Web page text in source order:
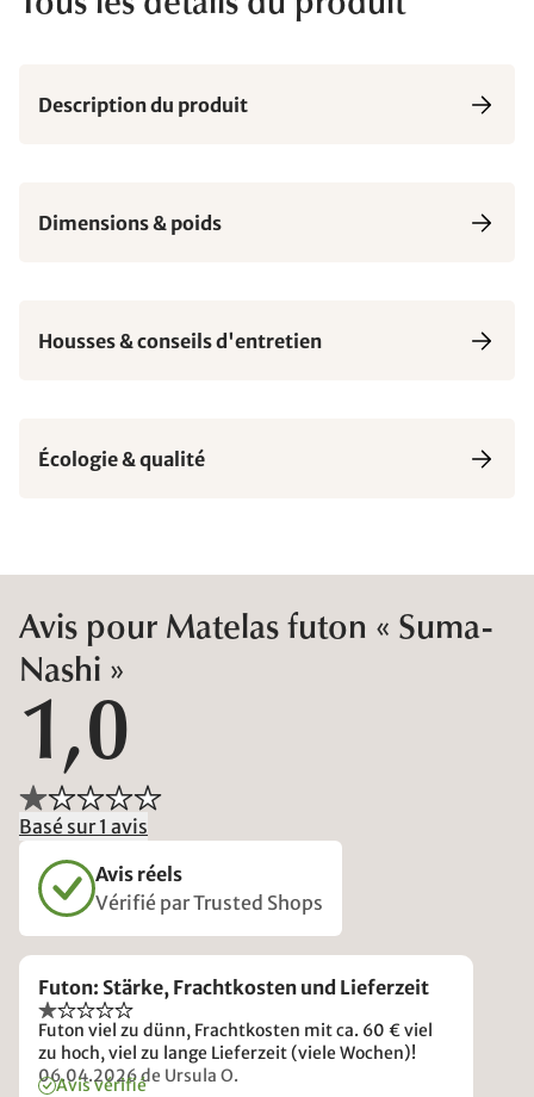
Description du produit
Dimensions & poids
Housses & conseils d'entretien
Écologie & qualité
Avis pour Matelas futon « Suma-
Nashi »
1,0
Basé sur 1 avis
Avis réels
Vérifié par Trusted Shops
Futon: Stärke, Frachtkosten und Lieferzeit
Futon viel zu dünn, Frachtkosten mit ca. 60 € viel
zu hoch, viel zu lange Lieferzeit (viele Wochen)!
06.04.2026de Ursula O.
Avis vérifié